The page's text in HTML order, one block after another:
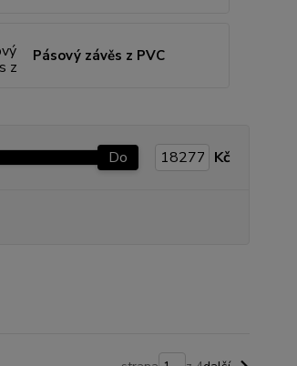
Pásový závěs z PVC
Do Kč